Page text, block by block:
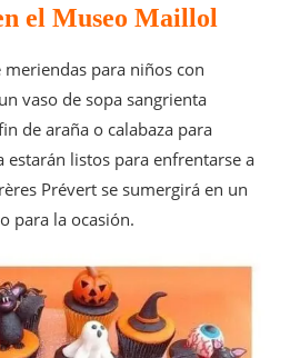
el Museo Maillol
meriendas para niños con
vaso de sopa sangrienta
de araña o calabaza para
estarán listos para enfrentarse a
Prévert se sumergirá en un
para la ocasión.